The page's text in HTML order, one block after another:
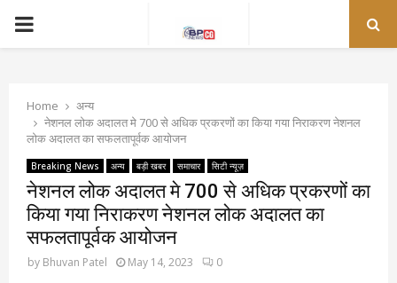
PRIMARY
Home
अन्य
नेशनल लोक अदालत मे 700 से अधिक प्रकरणों का किया गया निराकरण नेशनल
लोक अदालत का सफलतापूर्वक आयोजन
Breaking News अन्य बड़ी खबर समाचार सिटी न्यूज़
नेशनल लोक अदालत मे 700 से अधिक प्रकरणों का
किया गया निराकरण नेशनल लोक अदालत का
सफलतापूर्वक आयोजन
by Bhuvan Patel May 14, 2023 0